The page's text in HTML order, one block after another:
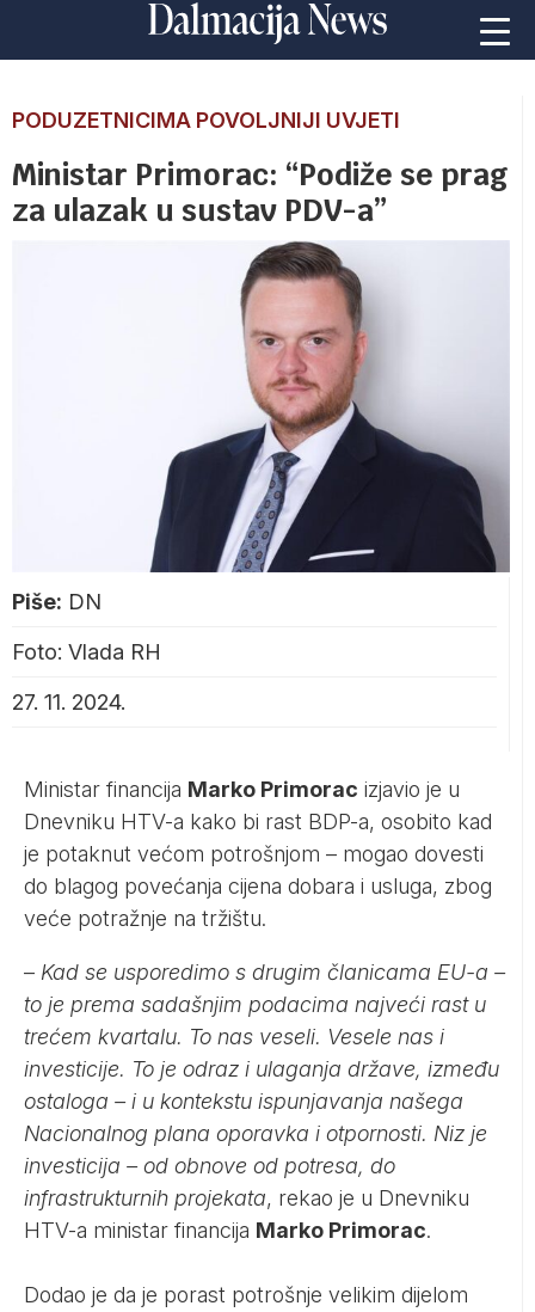
PODUZETNICIMA POVOLJNIJI UVJETI
Ministar Primorac: “Podiže se prag
za ulazak u sustav PDV-a”
Piše: DN
Foto: Vlada RH
27. 11. 2024.
Ministar financija Marko Primorac izjavio je u
Dnevniku HTV-a kako bi rast BDP-a, osobito kad
je potaknut većom potrošnjom – mogao dovesti
do blagog povećanja cijena dobara i usluga, zbog
veće potražnje na tržištu.
– Kad se usporedimo s drugim članicama EU-a –
to je prema sadašnjim podacima najveći rast u
trećem kvartalu. To nas veseli. Vesele nas i
investicije. To je odraz i ulaganja države, između
ostaloga – i u kontekstu ispunjavanja našega
Nacionalnog plana oporavka i otpornosti. Niz je
investicija – od obnove od potresa, do
infrastrukturnih projekata, rekao je u Dnevniku
HTV-a ministar financija Marko Primorac.
Dodao je da je porast potrošnje velikim dijelom